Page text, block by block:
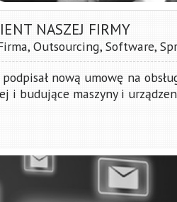
NASZEJ FIRMY
, Outsourcing, Software,
nową umowę na
i budujące maszyny i